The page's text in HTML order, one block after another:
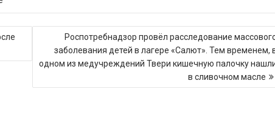
Роспотребнадзор провёл расследование
заболевания детей в лагере «Салют». Тем временем,
одном из медучреждений Твери кишечную палочку
в сливочном масле